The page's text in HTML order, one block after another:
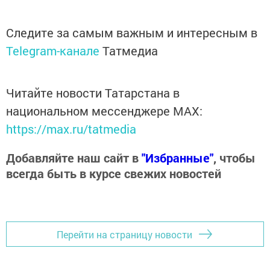
Следите за самым важным и интересным в
Telegram-канале Татмедиа
Читайте новости Татарстана в
национальном мессенджере MАХ:
https://max.ru/tatmedia
Добавляйте наш сайт в"Избранные", чтобы
всегда быть в курсе свежих новостей
Перейти на страницу новости